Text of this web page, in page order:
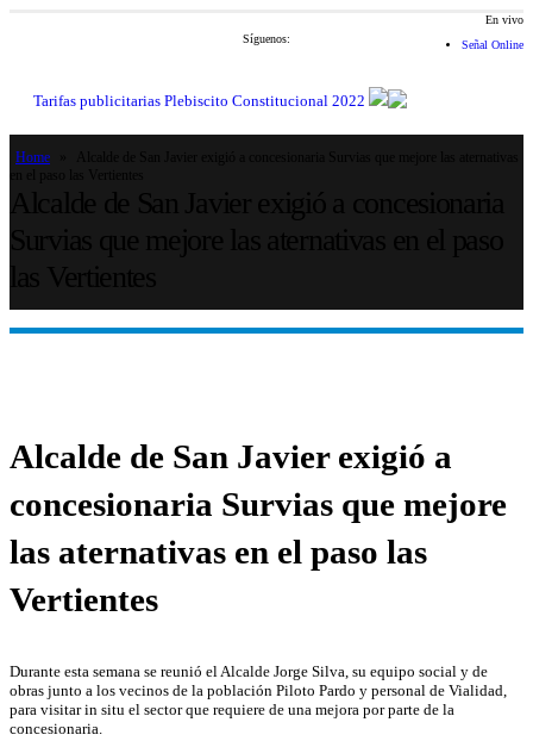
Síguenos:
En vivo
Señal Online
Tarifas publicitarias Plebiscito Constitucional 2022
Home
Alcalde de San Javier exigió a
concesionaria Survias que mejore
las aternativas en el paso las
Vertientes
Durante esta semana se reunió el Alcalde Jorge Silva, su equipo social y de
obras junto a los vecinos de la población Piloto Pardo y personal de Vialidad,
para visitar in situ el sector que requiere de una mejora por parte de la
concesionaria.